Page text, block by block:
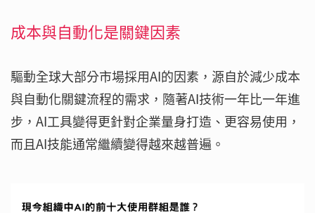
成本與自動化是關鍵因素
驅動全球大部分市場採用AI的因素，源自於減少成本
與自動化關鍵流程的需求，隨著AI技術一年比一年進
步，AI工具變得更針對企業量身打造、更容易使用，
而且AI技能通常繼續變得越來越普遍。